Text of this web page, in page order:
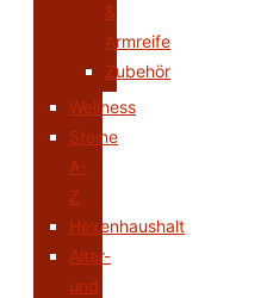
&
Armreife
Zubehör
Wellness
Steine
A-
Z
Hexenhaushalt
Altar-
und